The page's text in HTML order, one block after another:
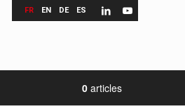
FR EN DE ES
0 articles